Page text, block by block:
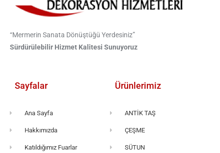
“Mermerin Sanata Dönüştüğü Yerdesiniz”
Sürdürülebilir Hizmet Kalitesi Sunuyoruz
Sayfalar Ürünlerimiz
Ana Sayfa
Hakkımızda
Katıldığımız Fuarlar
ANTİK TAŞ
ÇEŞME
SÜTUN